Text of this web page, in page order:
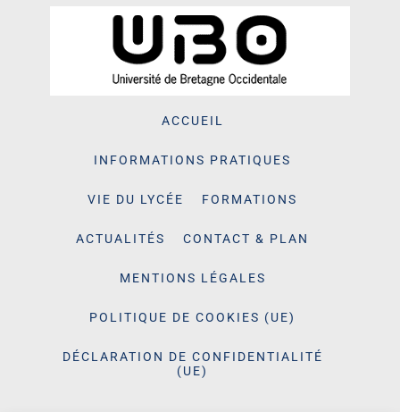
ACCUEIL
INFORMATIONS PRATIQUES
VIE DU LYCÉE FORMATIONS
ACTUALITÉS CONTACT & PLAN
MENTIONS LÉGALES
POLITIQUE DE COOKIES (UE)
DÉCLARATION DE CONFIDENTIALITÉ
(UE)